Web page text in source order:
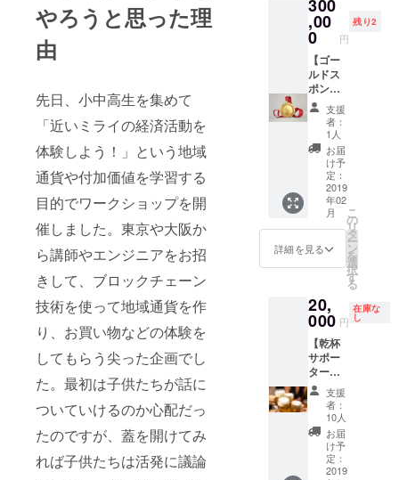
やろうと思った理
由
先日、小中高生を集めて
「近いミライの経済活動を
体験しよう！」という地域
通貨や付加価値を学習する
目的でワークショップを開
催しました。東京や大阪か
ら講師やエンジニアをお招
きして、ブロックチェーン
技術を使って地域通貨を作
り、お買い物などの体験を
してもらう尖った企画でし
た。最初は子供たちが話に
ついていけるのか心配だっ
たのですが、蓋を開けてみ
れば子供たちは活発に議論
バーが
ミラー
レス一
眼レフ
カメラ
で撮影
した宮
古島の
美しい
スポッ
トの写
真をダ
ウン
ロード
できる
権利。
・活動
報告を
メール
いただ
きま
す。
するプ
ログラ
ミング
教室へ
の推薦
権・・
・１枠
（今後
宮古島
で開催
される
プログ
ラミン
グ教室
へ任意
の生徒
を参加
させて
いただ
す）※高
校生以
上推奨
・２月
冬祭り
のス
タッフT
シャツ
プレゼ
ント
(S/M/L)
(白) ※現
在デザ
300
,00
0 円
残り2
【ゴー
ルドス
ポン
サー】
・Mya-
hk LAB
のweb
ページ
にロゴ
マーク
（大サ
イズ）
を掲載
いたし
ます。
・プロ
ング教
室への
推薦
権・・
・2枠
（今後
宮古島
で開催
される
プログ
ラミン
グ教室
へ任意
支援
者：
1人
お届
け予
定：
2019
年02
月
詳細を見る
こ
の
リ
タ
ー
ン
を
選
択
す
る
20,
000 円
在庫な
し
【乾杯
サポー
ター】
・Mya-
hk LAB
メン
バーと
の飲み
会に参
加でき
支援
者：
10人
お届
け予
定：
2019